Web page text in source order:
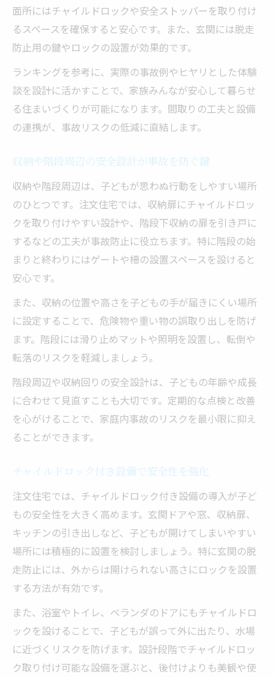
面所にはチャイルドロックや安全ストッパーを取り付け
るスペースを確保すると安心です。また、玄関には脱走
防止用の鍵やロックの設置が効果的です。
ランキングを参考に、実際の事故例やヒヤリとした体験
談を設計に活かすことで、家族みんなが安心して暮らせ
る住まいづくりが可能になります。間取りの工夫と設備
の連携が、事故リスクの低減に直結します。
収納や階段周辺の安全設計が事故を防ぐ鍵
収納や階段周辺は、子どもが思わぬ行動をしやすい場所
のひとつです。注文住宅では、収納扉にチャイルドロッ
クを取り付けやすい設計や、階段下収納の扉を引き戸に
するなどの工夫が事故防止に役立ちます。特に階段の始
まりと終わりにはゲートや柵の設置スペースを設けると
安心です。
また、収納の位置や高さを子どもの手が届きにくい場所
に設定することで、危険物や重い物の誤取り出しを防げ
ます。階段には滑り止めマットや照明を設置し、転倒や
転落のリスクを軽減しましょう。
階段周辺や収納回りの安全設計は、子どもの年齢や成長
に合わせて見直すことも大切です。定期的な点検と改善
を心がけることで、家庭内事故のリスクを最小限に抑え
ることができます。
チャイルドロック付き設備で安全性を強化
注文住宅では、チャイルドロック付き設備の導入が子ど
もの安全性を大きく高めます。玄関ドアや窓、収納扉、
キッチンの引き出しなど、子どもが開けてしまいやすい
場所には積極的に設置を検討しましょう。特に玄関の脱
走防止には、外からは開けられない高さにロックを設置
する方法が有効です。
また、浴室やトイレ、ベランダのドアにもチャイルドロ
ックを設けることで、子どもが誤って外に出たり、水場
に近づくリスクを防げます。設計段階でチャイルドロッ
ク取り付け可能な設備を選ぶと、後付けよりも美観や使